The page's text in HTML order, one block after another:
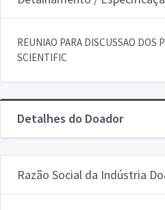
REUNIAO PARA DISCUSSAO DOS
SCIENTIFIC
Detalhes do Doador
Razão Social da Indústria